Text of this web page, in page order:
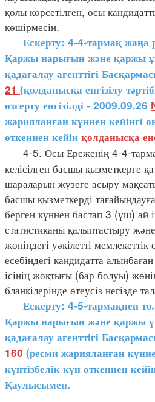
қолы көрсетілген, осы
көшірмесін.
Ескерту: 4-4-тармақ жаңа
Қаржы нарығын және қаржы
қадағалау агенттігі
21 (қолданысқа енгізілу
өзгерту енгізілді - 2009.09.26
жарияланған күннен кейінгі
өткеннен кейін қолданысқа
4-5. Осы Ереженің 4-4-
келісілген басшы қызметкерге
шараларын жүзеге асыру
басшы қызметкерді
берген күннен бастап 3 (үш) ай
статистиканы қалыптастыру
жөніндегі уәкілетті
есебіндегі кандидатта
ісінің жоқтығы (бар болуы)
бланкілерінде өтеусіз негізде
Ескерту: 4-5-тармақпен
Қаржы нарығын және қаржы
қадағалау агенттігі
160 (ресми жарияланған
күнтізбелік күн өткеннен
Қаулысымен.